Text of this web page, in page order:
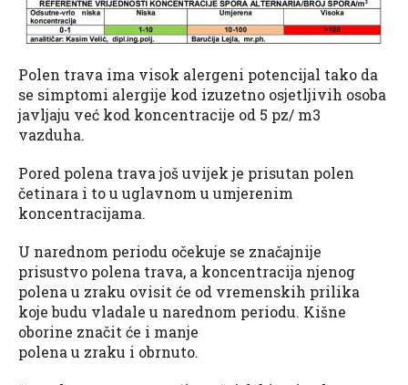
Polen trava ima visok alergeni potencijal tako da
se simptomi alergije kod izuzetno osjetljivih osoba
javljaju već kod koncentracije od 5 pz/ m3
vazduha.
Pored polena trava još uvijek je prisutan polen
četinara i to u uglavnom u umjerenim
koncentracijama.
U narednom periodu očekuje se značajnije
prisustvo polena trava, a koncentracija njenog
polena u zraku ovisit će od vremenskih prilika
koje budu vladale u narednom periodu. Kišne
oborine značit će i manje
polena u zraku i obrnuto.